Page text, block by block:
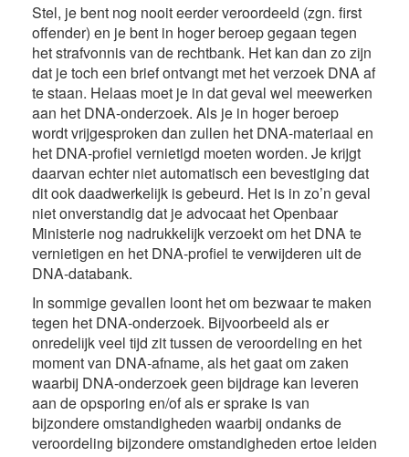
Stel, je bent nog nooit eerder veroordeeld (zgn. first
offender) en je bent in hoger beroep gegaan tegen
het strafvonnis van de rechtbank. Het kan dan zo zijn
dat je toch een brief ontvangt met het verzoek DNA af
te staan. Helaas moet je in dat geval wel meewerken
aan het DNA-onderzoek. Als je in hoger beroep
wordt vrijgesproken dan zullen het DNA-materiaal en
het DNA-profiel vernietigd moeten worden. Je krijgt
daarvan echter niet automatisch een bevestiging dat
dit ook daadwerkelijk is gebeurd. Het is in zo’n geval
niet onverstandig dat je advocaat het Openbaar
Ministerie nog nadrukkelijk verzoekt om het DNA te
vernietigen en het DNA-profiel te verwijderen uit de
DNA-databank.
In sommige gevallen loont het om bezwaar te maken
tegen het DNA-onderzoek. Bijvoorbeeld als er
onredelijk veel tijd zit tussen de veroordeling en het
moment van DNA-afname, als het gaat om zaken
waarbij DNA-onderzoek geen bijdrage kan leveren
aan de opsporing en/of als er sprake is van
bijzondere omstandigheden waarbij ondanks de
veroordeling bijzondere omstandigheden ertoe leiden